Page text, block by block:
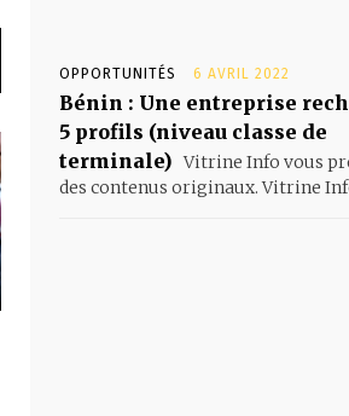
OPPORTUNITÉS 6 AVRIL 2022
Bénin : Une entreprise
5 profils (niveau classe de
terminale) Vitrine Info vous
des contenus originaux. Vitrine